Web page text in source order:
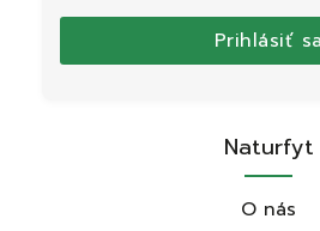
Prihlásiť sa
Naturfyt
O nás